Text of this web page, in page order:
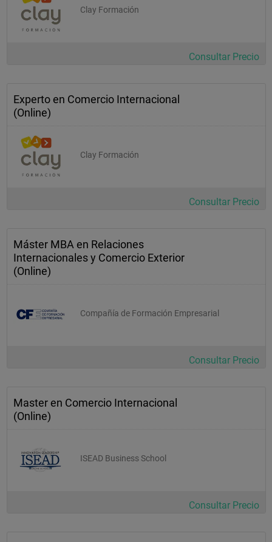
Clay Formación
Consultar Precio
Experto en Comercio Internacional
(Online)
Clay Formación
Consultar Precio
Máster MBA en Relaciones
Internacionales y Comercio Exterior
(Online)
Compañía de Formación Empresarial
Consultar Precio
Master en Comercio Internacional
(Online)
ISEAD Business School
Consultar Precio